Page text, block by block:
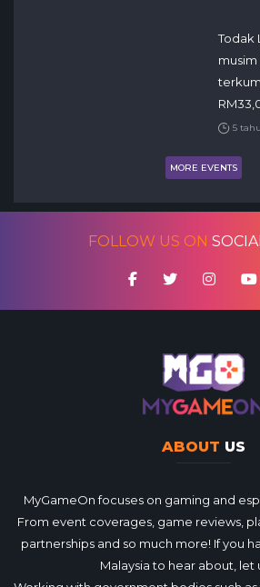
Todak
musim
5
MORE EVENTS
FOLLOW US ON
ABOUT US
MyGameOn focuses on gaming and
From event coverages, game reviews,
partnerships and so much more! If you
Malaysia to hear about, let